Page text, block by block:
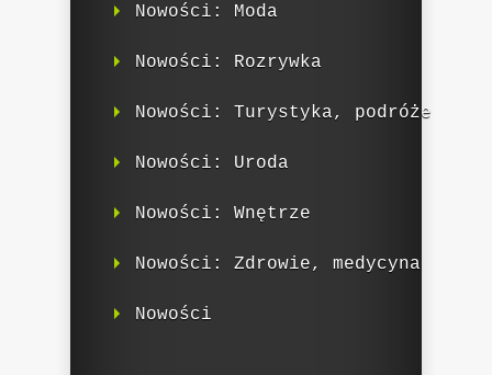
Nowości: Moda
Nowości: Rozrywka
Nowości: Turystyka, podróże
Nowości: Uroda
Nowości: Wnętrze
Nowości: Zdrowie, medycyna
Nowości